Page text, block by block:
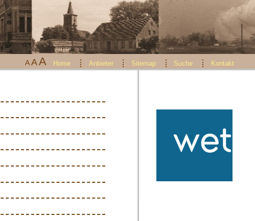
AAA Home Anbieter Sitemap Suche Kontakt